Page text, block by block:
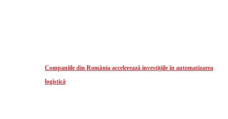
Companiile din România accelerează investiţiile în automatizarea
logistică